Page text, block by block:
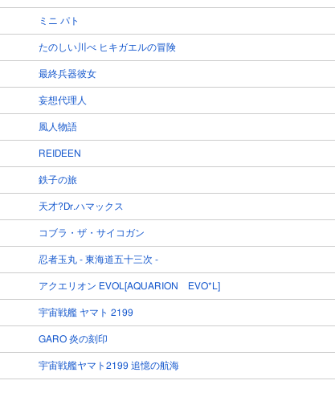
ミニ パト
たのしい川べ ヒキガエルの冒険
最終兵器彼女
妄想代理人
風人物語
REIDEEN
鉄子の旅
天才?Dr.ハマックス
コブラ・ザ・サイコガン
忍者玉丸 - 東海道五十三次 -
アクエリオン EVOL[AQUARION EVO*L]
宇宙戦艦 ヤマト 2199
GARO 炎の刻印
宇宙戦艦ヤマト2199 追憶の航海